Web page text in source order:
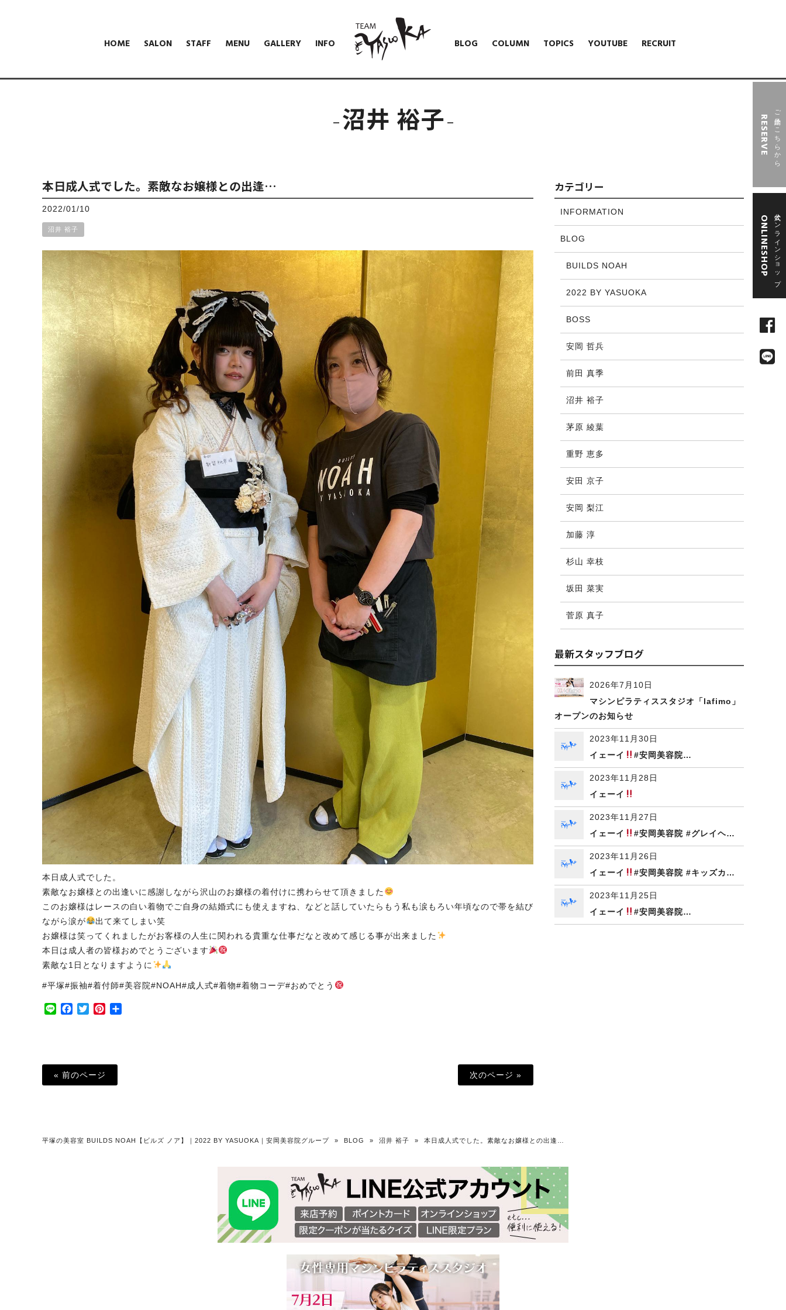
HOME SALON STAFF MENU GALLERY INFO BLOG COLUMN TOPICS YOUTUBE RECRUIT
ご予約はこちらから
RESERVE
公式オンラインショップ
ONLINESHOP
沼井 裕子
本日成人式でした。素敵なお嬢様との出逢…
2022/01/10
沼井 裕子
本日成人式でした。
素敵なお嬢様との出逢いに感謝しながら沢山のお嬢様の着付けに携わらせて頂きました
このお嬢様はレースの白い着物でご自身の結婚式にも使えますね、などと話していたらもう私も涙もろい年頃なので帯を結び
ながら涙が
出て来てしまい笑
お嬢様は笑ってくれましたがお客様の人生に関われる貴重な仕事だなと改めて感じる事が出来ました
本日は成人者の皆様おめでとうございます
素敵な1日となりますように
#平塚#振袖#着付師#美容院#NOAH#成人式#着物#着物コーデ#おめでとう
Line Facebook
TwitterPinterest
« 前のページ 次のページ »
カテゴリー
INFORMATION
BLOG
BUILDS NOAH
2022 BY YASUOKA
BOSS
安岡 哲兵
前田 真季
沼井 裕子
茅原 綾葉
重野 恵多
安田 京子
安岡 梨江
加藤 淳
杉山 幸枝
坂田 菜実
菅原 真子
最新スタッフブログ
2026年7月10日
マシンピラティススタジオ「lafimo」
オープンのお知らせ
2023年11月30日
イェーイ
#安岡美容院…
2023年11月28日
イェーイ
2023年11月27日
イェーイ
#安岡美容院 #グレイヘ…
2023年11月26日
イェーイ
#安岡美容院 #キッズカ…
2023年11月25日
イェーイ
#安岡美容院…
平塚の美容室 BUILDS NOAH【ビルズ ノア】｜2022 BY YASUOKA｜安岡美容院グループ » BLOG » 沼井 裕子 » 本日成人式でした。素敵なお嬢様との出逢…